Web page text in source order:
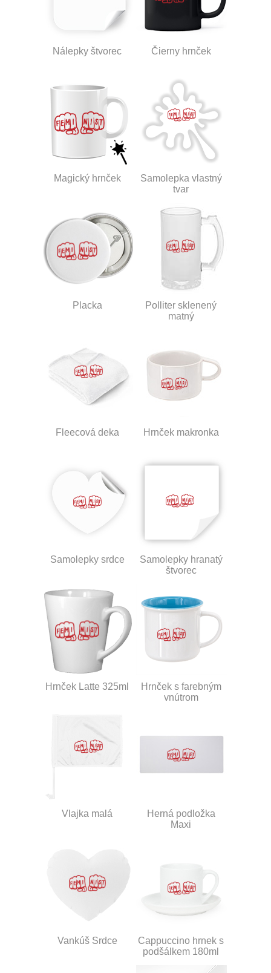
Nálepky štvorec Čierny hrnček
Magický hrnček
Samolepka vlastný
tvar
Placka
Polliter sklenený
matný
Fleecová deka Hrnček makronka
Samolepky srdce
Samolepky hranatý
štvorec
Hrnček Latte 325ml
Hrnček s farebným
vnútrom
Vlajka malá
Herná podložka
Maxi
Vankúš Srdce
Cappuccino hrnek s
podšálkem 180ml